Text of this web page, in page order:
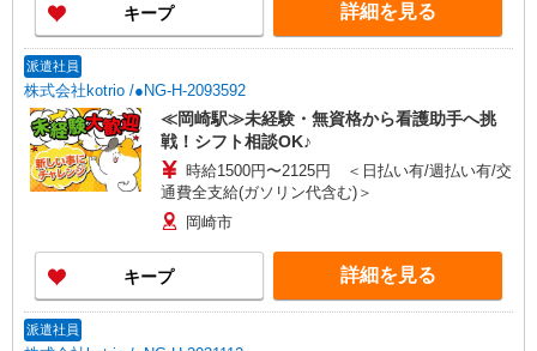
キープ 詳細を見る
派遣社員
株式会社kotrio /●NG-H-2093592
≪岡崎駅≫未経験・無資格から看護助手へ挑
戦！シフト相談OK♪
時給1500円〜2125円 ＜日払い有/週払い有/交
通費全支給(ガソリン代含む)＞
岡崎市
キープ 詳細を見る
派遣社員